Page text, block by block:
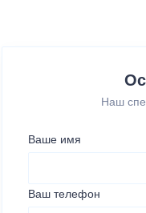
Наш
Ваше имя
Ваш телефон